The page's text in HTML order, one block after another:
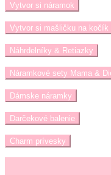
Vytvor si náramok
Vytvor si mašličku na kočík
Náhrdelníky & Retiazky
Náramkové sety Mama &
Dámske náramky
Darčekové balenie
Charm prívesky